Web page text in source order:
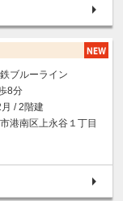
ブルーライン
8分
/ 2階建
港南区上永谷１丁目